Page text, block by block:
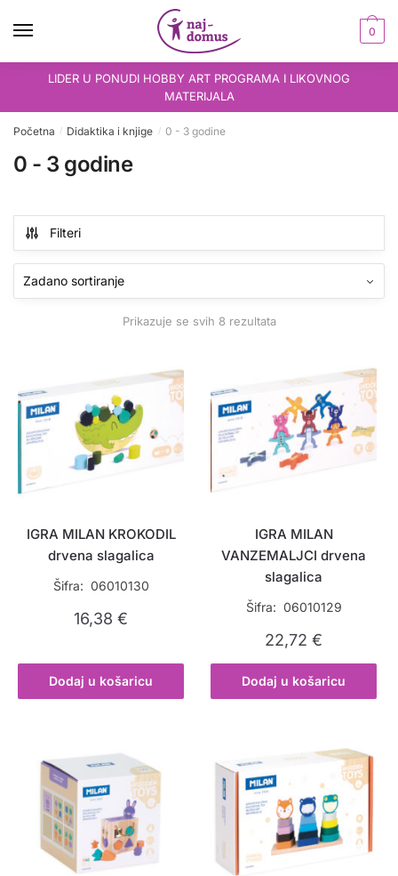
0
LIDER U PONUDI HOBBY ART PROGRAMA I LIKOVNOG
MATERIJALA
Početna / Didaktika i knjige / 0 - 3 godine
0 - 3 godine
Filteri
Prikazuje se svih 8 rezultata
IGRA MILAN KROKODIL
drvena slagalica
Šifra: 06010130
16,38€
Dodaj u košaricu
IGRA MILAN
VANZEMALJCI drvena
slagalica
Šifra: 06010129
22,72€
Dodaj u košaricu